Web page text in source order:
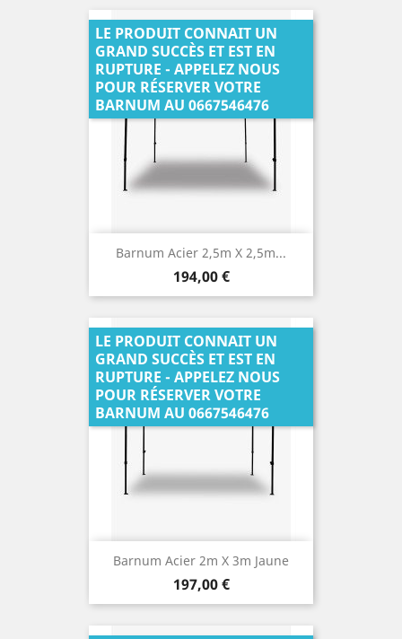
Barnum Acier 2,5m X 2,5m...
Prix
194,00 €
LE PRODUIT CONNAIT UN
GRAND SUCCÈS ET EST EN
RUPTURE - APPELEZ NOUS
POUR RÉSERVER VOTRE
BARNUM AU 0667546476
Barnum Acier 2m X 3m Jaune
Prix
197,00 €
LE PRODUIT CONNAIT UN
GRAND SUCCÈS ET EST EN
RUPTURE - APPELEZ NOUS
POUR RÉSERVER VOTRE
BARNUM AU 0667546476